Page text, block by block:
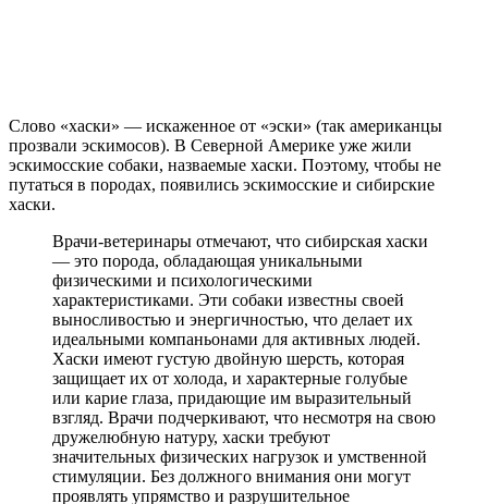
Слово «хаски» — искаженное от «эски» (так американцы
прозвали эскимосов). В Северной Америке уже жили
эскимосские собаки, назваемые хаски. Поэтому, чтобы не
путаться в породах, появились эскимосские и сибирские
хаски.
Врачи-ветеринары отмечают, что сибирская хаски
— это порода, обладающая уникальными
физическими и психологическими
характеристиками. Эти собаки известны своей
выносливостью и энергичностью, что делает их
идеальными компаньонами для активных людей.
Хаски имеют густую двойную шерсть, которая
защищает их от холода, и характерные голубые
или карие глаза, придающие им выразительный
взгляд. Врачи подчеркивают, что несмотря на свою
дружелюбную натуру, хаски требуют
значительных физических нагрузок и умственной
стимуляции. Без должного внимания они могут
проявлять упрямство и разрушительное